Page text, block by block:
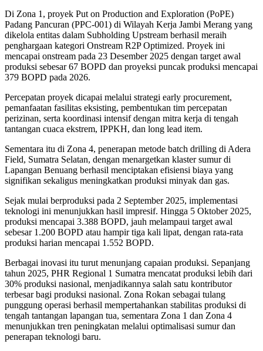
Di Zona 1, proyek Put on Production and Exploration (PoPE)
Padang Pancuran (PPC-001) di Wilayah Kerja Jambi Merang yang
dikelola entitas dalam Subholding Upstream berhasil meraih
penghargaan kategori Onstream R2P Optimized. Proyek ini
mencapai onstream pada 23 Desember 2025 dengan target awal
produksi sebesar 67 BOPD dan proyeksi puncak produksi mencapai
379 BOPD pada 2026.
Percepatan proyek dicapai melalui strategi early procurement,
pemanfaatan fasilitas eksisting, pembentukan tim percepatan
perizinan, serta koordinasi intensif dengan mitra kerja di tengah
tantangan cuaca ekstrem, IPPKH, dan long lead item.
Sementara itu di Zona 4, penerapan metode batch drilling di Adera
Field, Sumatra Selatan, dengan menargetkan klaster sumur di
Lapangan Benuang berhasil menciptakan efisiensi biaya yang
signifikan sekaligus meningkatkan produksi minyak dan gas.
Sejak mulai berproduksi pada 2 September 2025, implementasi
teknologi ini menunjukkan hasil impresif. Hingga 5 Oktober 2025,
produksi mencapai 3.388 BOPD, jauh melampaui target awal
sebesar 1.200 BOPD atau hampir tiga kali lipat, dengan rata-rata
produksi harian mencapai 1.552 BOPD.
Berbagai inovasi itu turut menunjang capaian produksi. Sepanjang
tahun 2025, PHR Regional 1 Sumatra mencatat produksi lebih dari
30% produksi nasional, menjadikannya salah satu kontributor
terbesar bagi produksi nasional. Zona Rokan sebagai tulang
punggung operasi berhasil mempertahankan stabilitas produksi di
tengah tantangan lapangan tua, sementara Zona 1 dan Zona 4
menunjukkan tren peningkatan melalui optimalisasi sumur dan
penerapan teknologi baru.